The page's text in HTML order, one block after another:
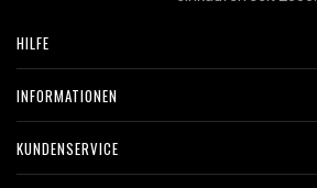
HILFE
INFORMATIONEN
KUNDENSERVICE